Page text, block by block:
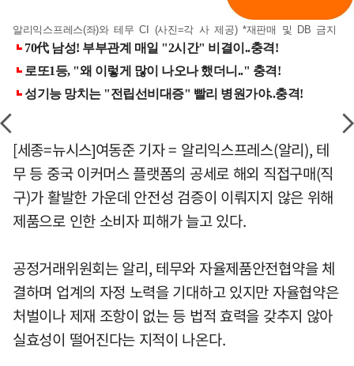
알리익스프레스(좌)와 테무 CI (사진=각 사 제공) *재판매 및 DB 금지
[세종=뉴시스]여동준 기자 = 알리익스프레스(알리), 테
무 등 중국 이커머스 플랫폼의 공세로 해외 직접구매(직
구)가 활발한 가운데 안전성 검증이 이뤄지지 않은 위해
제품으로 인한 소비자 피해가 늘고 있다.
공정거래위원회는 알리, 테무와 자율제품안전협약을 체
결하며 업계의 자정 노력을 기대하고 있지만 자율협약은
처벌이나 제재 조항이 없는 등 법적 효력을 갖추지 않아
실효성이 떨어진다는 지적이 나온다.